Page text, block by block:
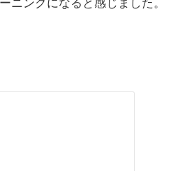
ニングになると感じました。